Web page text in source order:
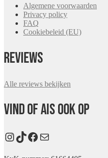
Algemene voorwaarden
Privacy policy
FAQ
Cookiebeleid (EU)
Reviews
Alle reviews bekijken
Vind Of Ais ook op
Instagram
TikTok
Facebook
E-mail